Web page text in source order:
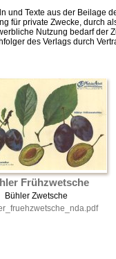
und Texte aus der Beilage
für private Zwecke, durch
Nutzung bedarf der
des Verlags durch
Frühzwetsche
Bühler Zwetsche